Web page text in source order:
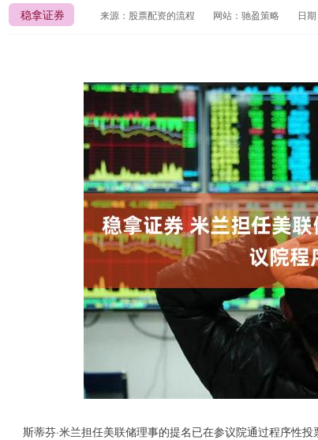
稳拿证券 来源：股票配资的流程 网站：驰盈策略 日
斯蒂芬·米兰担任美联储理事的提名已在参议院通过程序性投